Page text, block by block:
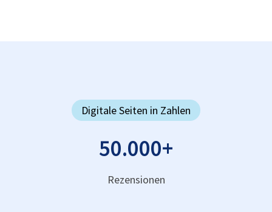
Digitale Seiten in Zahlen
50.000+
Rezensionen